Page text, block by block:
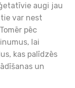
augi jau
var nest
pēc
lai
kas palīdzēs
un